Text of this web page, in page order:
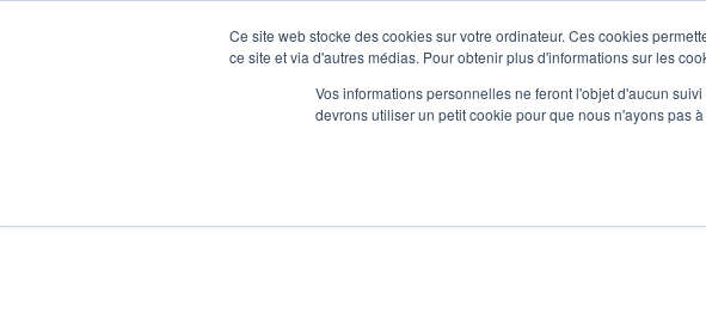
Ce site web stocke des cookies sur votre ordinateur. Ces cookies
ce site et via d'autres médias. Pour obtenir plus d'informations sur les
Vos informations personnelles ne feront l'objet d'aucun
devrons utiliser un petit cookie pour que nous n'ayons pas
La boxCours